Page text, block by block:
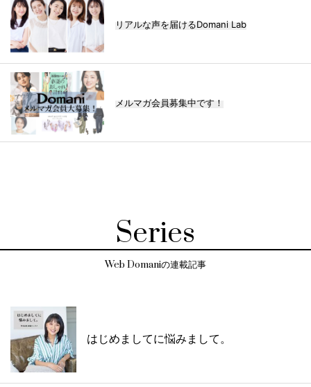
リアルな声を届けるDomani Lab
メルマガ会員募集中です！
Series
Web Domaniの連載記事
はじめましてに悩みまして。